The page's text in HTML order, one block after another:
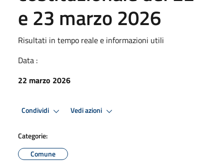
e 23 marzo 2026
Risultati in tempo reale e informazioni utili
Data :
22 marzo 2026
Condividi Vedi azioni
Categorie:
Comune